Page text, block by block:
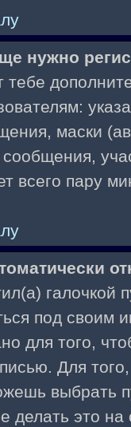
нужно
тебе
маски
всего пару
галочкой
под своим
для того,
Для
выбрать
делать это